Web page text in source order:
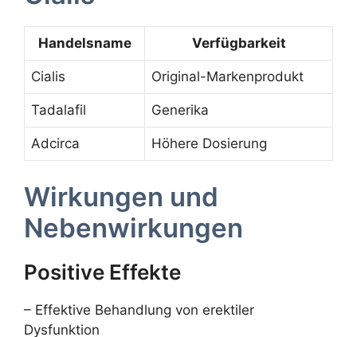
Handelsname Verfügbarkeit
Cialis Original-Markenprodukt
Tadalafil Generika
Adcirca Höhere Dosierung
Wirkungen und
Nebenwirkungen
Positive Effekte
– Effektive Behandlung von erektiler
Dysfunktion